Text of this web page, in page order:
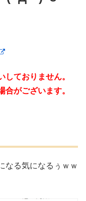
ておりません。
がございます。
なる気になるぅｗｗ